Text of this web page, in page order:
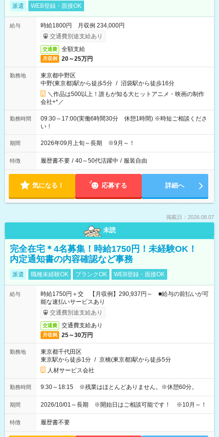
派遣 WEB登録・面接OK
給与
時給1800円 月収例 234,000円
交通費別途支給あり
交通費 全額支給
月収例 20～25万円
勤務地
東京都中野区
中野(東京都)駅から徒歩5分 / 沼袋駅から徒歩16分
＼作品は500以上！誰もが知る大ヒットアニメ・映画の制作
会社+*／
勤務時間
09:30～17:00(実働6時間30分 休憩1時間) ※時短ご相談くださ
い！
期間 2026年09月上旬～長期 ※9月～！
特徴 履歴書不要 / 40～50代活躍中 / 服装自由
気になる！ 応募する 詳細へ
掲載日：2026.08.07
未読
完全在宅＊4名募集！時給1750円！未経験OK！
内定通知書の内容確認など事務
派遣 職種未経験OK ブランクOK WEB登録・面接OK
給与
時給1750円＋交 【月収例】290,937円～ ■給与の前払いが可
能な速払いサービスあり
交通費別途支給あり
交通費 交通費支給あり
月収例 25～30万円
勤務地
東京都千代田区
東京駅から徒歩1分 / 京橋(東京都)駅から徒歩5分
人材サービス会社
勤務時間 9:30～18:15 ※残業はほとんどありません。※休憩60分。
期間 2026/10/01～長期 ※開始日はご相談可能です！ ※10月～！
特徴 履歴書不要